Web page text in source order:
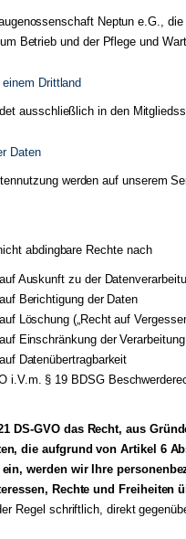
Neptun e.G.,
Betrieb und der Pflege und
Drittland
ausschließlich in den
Daten
werden auf unserem
abdingbare Rechte nach
Auskunft zu der
Berichtigung der Daten
Löschung („Recht auf
Einschränkung der Verarbeitung
Datenübertragbarkeit
i.V.m. § 19 BDSG
DS-GVO das Recht, aus
die aufgrund von Artikel 6
werden wir Ihre
Rechte und Freiheiten
Regel schriftlich, direkt